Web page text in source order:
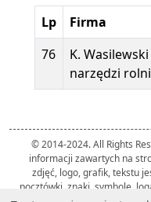
Lp Firma
76
K.
narzędzi
© 2014-2024. All Rights
informacji zawartych na
zdjęć, logo, grafik, tekstu
pocztówki, znaki, symbole,